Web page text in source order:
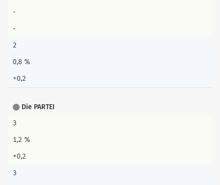
-
-
2
0,8 %
+0,2
Die PARTEI
3
1,2 %
+0,2
3